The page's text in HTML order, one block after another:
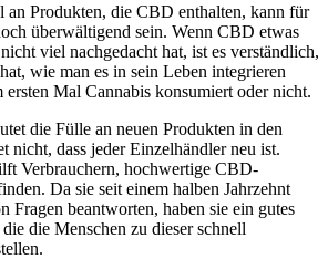
Produkten, die CBD enthalten, kann für
überwältigend sein. Wenn CBD etwas
viel nachgedacht hat, ist es verständlich,
wie man es in sein Leben integrieren
ersten Mal Cannabis konsumiert oder nicht.
die Fülle an neuen Produkten in den
nicht, dass jeder Einzelhändler neu ist.
Verbrauchern, hochwertige CBD-
Da sie seit einem halben Jahrzehnt
Fragen beantworten, haben sie ein gutes
die Menschen zu dieser schnell